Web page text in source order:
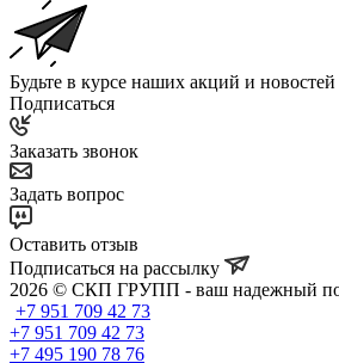
Будьте в курсе наших акций и новостей
Подписаться
Заказать звонок
Задать вопрос
Оставить отзыв
Подписаться на рассылку
2026 © СКП ГРУПП - ваш надежный
+7 951 709 42 73
+7 951 709 42 73
+7 495 190 78 76